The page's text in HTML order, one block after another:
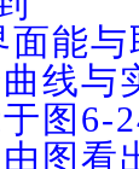
能与
线与
图6-
图看